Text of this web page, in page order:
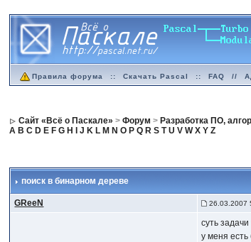
Правила форума :: Скачать Pascal :: FAQ //
Сайт «Всё о Паскале» >Форум > Разработка ПО,
A B C D E F G H J K L M N O P Q R S T U V W X Y Z
поиск в бинарном дереве
GReeN 26.03.2007
суть
у меня